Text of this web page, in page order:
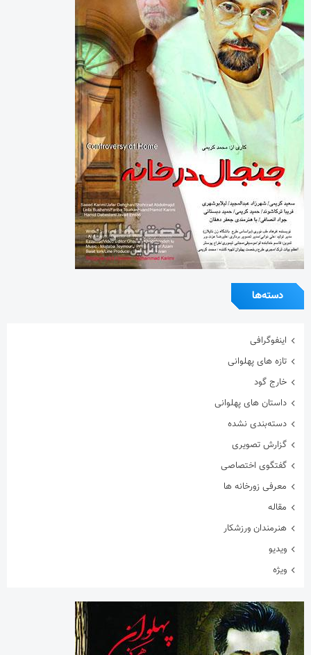
دسته‌ها
اینفوگرافی
تازه های پهلوانی
خارج گود
داستان های پهلوانی
دسته‌بندی نشده
گزارش تصویری
گفتگوی اختصاصی
معرفی زورخانه ها
مقاله
هنرمندان ورزشکار
ویدیو
ویژه